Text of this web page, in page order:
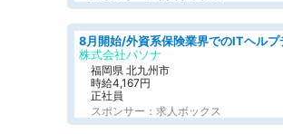
株式会社パソナ
福岡県 北九州市
時給4,167円
正社員
スポンサー：求人ボックス